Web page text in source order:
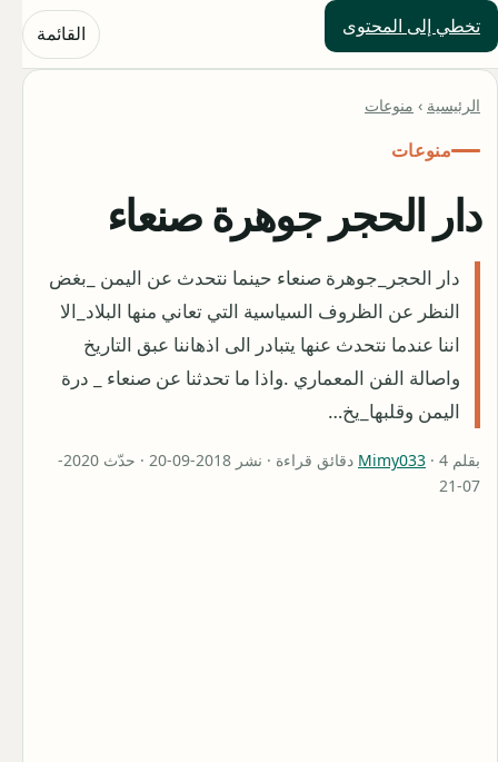
تخطي إلى المحتوى
حلول العالم القائمة
الرئيسية › منوعات
منوعات
دار الحجر جوهرة صنعاء
دار الحجر_جوهرة صنعاء حينما نتحدث عن اليمن _بغض
النظر عن الظروف السياسية التي تعاني منها البلاد_الا
اننا عندما نتحدث عنها يتبادر الى اذهاننا عبق التاريخ
واصالة الفن المعماري .واذا ما تحدثنا عن صنعاء _ درة
اليمن وقلبها_يخ…
بقلم Mimy033
· 4 دقائق قراءة · نشر 2018-09-20 · حدّث 2020-
07-21